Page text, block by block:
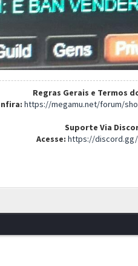
Regras Gerais e Termos
https://megamu.net/forum/
Suporte Via
Acesse: https://discord.gg/